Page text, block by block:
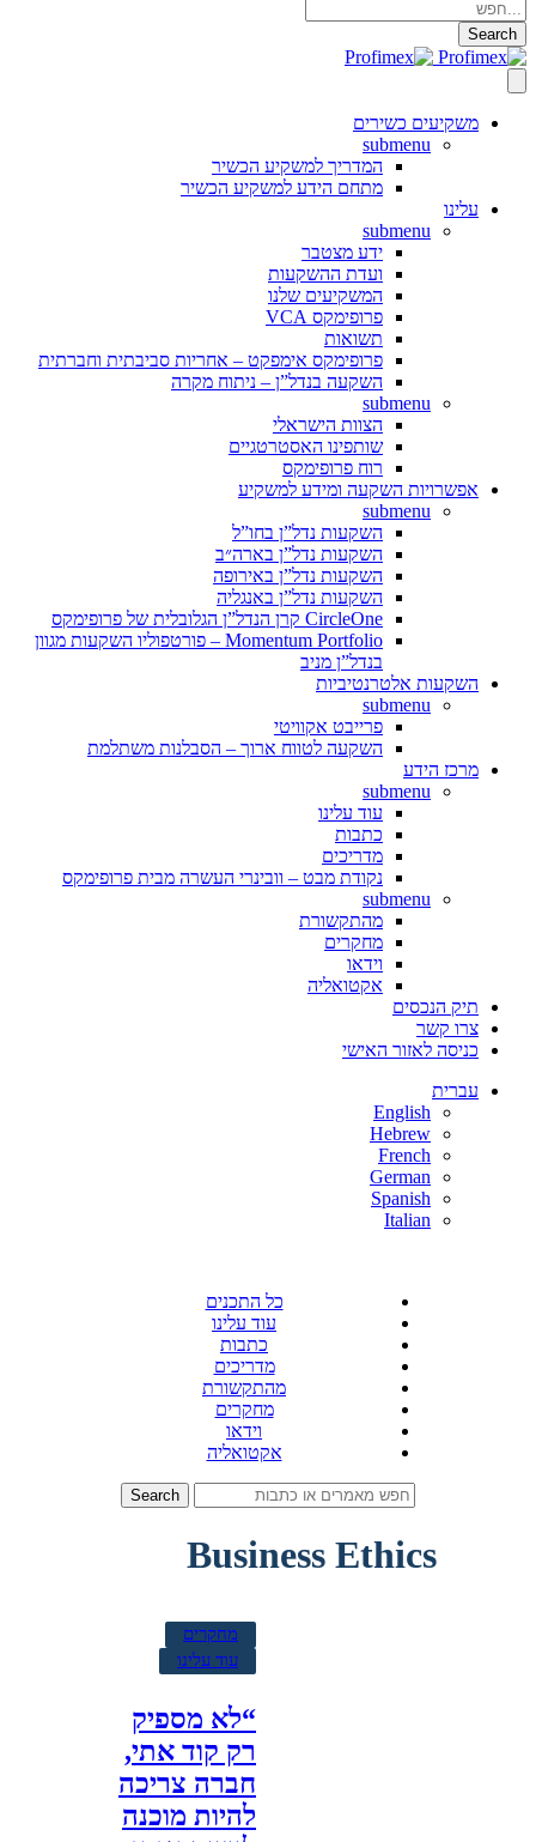
Search
משקיעים כשירים
submenu
המדריך למשקיע הכשיר
מתחם הידע למשקיע הכשיר
עלינו
submenu
ידע מצטבר
ועדת ההשקעות
המשקיעים שלנו
פרופימקס VCA
תשואות
פרופימקס אימפקט – אחריות סביבתית וחברתית
השקעה בנדל”ן – ניתוח מקרה
submenu
הצוות הישראלי
שותפינו האסטרטגיים
רוח פרופימקס
אפשרויות השקעה ומידע למשקיע
submenu
השקעות נדל”ן בחו”ל
השקעות נדל”ן בארה״ב
השקעות נדל”ן באירופה
השקעות נדל”ן באנגליה
CircleOne קרן הנדל”ן הגלובלית של פרופימקס
Momentum Portfolio – פורטפוליו השקעות מגוון
בנדל”ן מניב
השקעות אלטרנטיביות
submenu
פרייבט אקוויטי
השקעה לטווח ארוך – הסבלנות משתלמת
מרכז הידע
submenu
עוד עלינו
כתבות
מדריכים
נקודת מבט – וובינרי העשרה מבית פרופימקס
submenu
מהתקשורת
מחקרים
וידאו
אקטואליה
תיק הנכסים
צרו קשר
כניסה לאזור האישי
עברית
English
Hebrew
French
German
Spanish
Italian
כל התכנים
עוד עלינו
כתבות
מדריכים
מהתקשורת
מחקרים
וידאו
אקטואליה
Search
Business Ethics
מחקרים
עוד עלינו
“לא מספיק
רק קוד אתי,
חברה צריכה
להיות מוכנה